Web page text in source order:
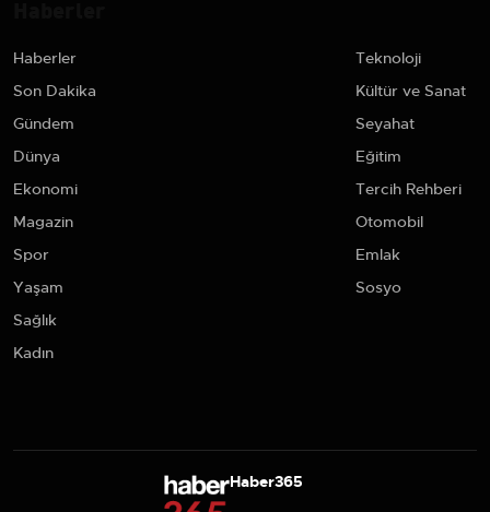
Haberler
Son Dakika
Gündem
Dünya
Ekonomi
Magazin
Spor
Yaşam
Sağlık
Kadın
Teknoloji
Kültür ve Sanat
Seyahat
Eğitim
Tercih Rehberi
Otomobil
Emlak
Sosyo
Haber365